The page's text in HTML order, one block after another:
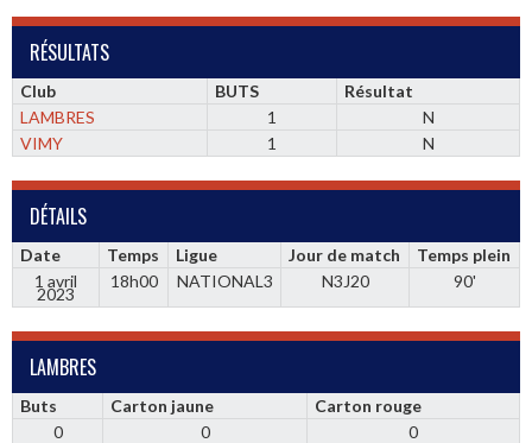
RÉSULTATS
Club BUTS
Résultat
LAMBRES
1
N
VIMY
1 N
DÉTAILS
Date Temps Ligue Jour de match
Temps plein
1 avril
2023
18h00 NATIONAL3 N3J20 90'
LAMBRES
Buts Carton jaune
Carton rouge
0
0 0